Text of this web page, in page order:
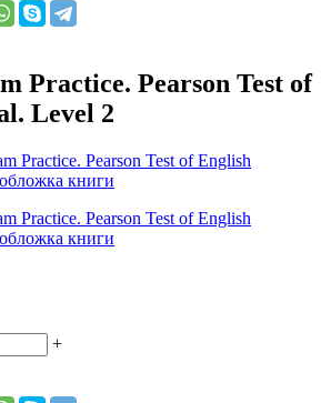
Practice. Pearson Test of
Level 2
+